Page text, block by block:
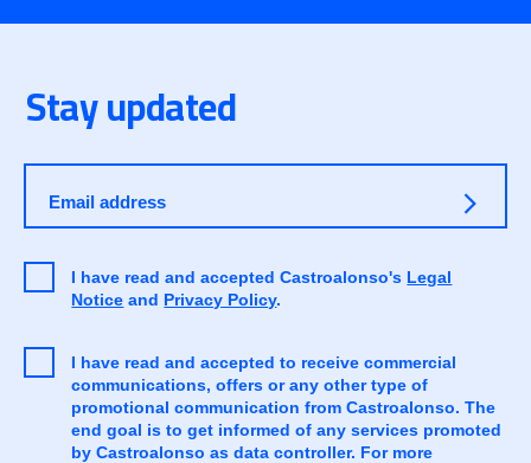
Stay updated
Email address
I have read and accepted Castroalonso's Legal
Notice and Privacy Policy.
I have read and accepted to receive commercial
communications, offers or any other type of
promotional communication from Castroalonso. The
end goal is to get informed of any services promoted
by Castroalonso as data controller. For more